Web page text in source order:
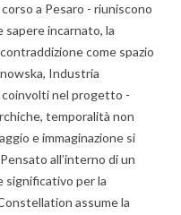
a Pesaro - riuniscono
incarnato, la
come spazio
Industria
nel progetto -
temporalità non
e immaginazione si
all’interno di un
per la
assume la